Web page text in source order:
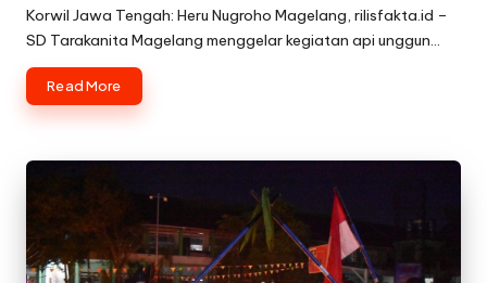
by
Korwil Jawa Tengah: Heru Nugroho Magelang, rilisfakta.id –
SD Tarakanita Magelang menggelar kegiatan api unggun…
Read More